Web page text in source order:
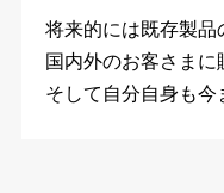
将来的には既存製品
国内外のお客さまに
そして自分自身も今